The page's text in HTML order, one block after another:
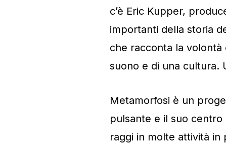
c’è Eric Kupper,
importanti della storia
che racconta la
suono e di una
Metamorfosi è un
pulsante e il suo centro
raggi in molte attività